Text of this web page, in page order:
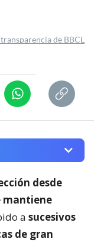
de BBCL
desde
mantiene
a sucesivos
de gran